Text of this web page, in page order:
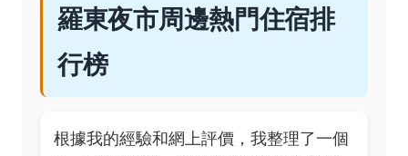
羅東夜市周邊熱門住宿排
行榜
根據我的經驗和網上評價，我整理了一個